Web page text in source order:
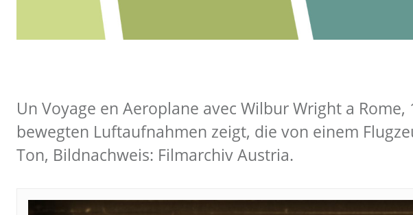
Un Voyage en Aeroplane avec Wilbur Wright a
bewegten Luftaufnahmen zeigt, die von einem
Ton, Bildnachweis: Filmarchiv Austria.